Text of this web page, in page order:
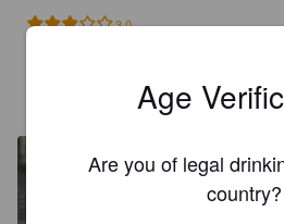
3.0
ROBBI_386
@ Schlossplatzbrauerei
Age
Are you of legal
country?